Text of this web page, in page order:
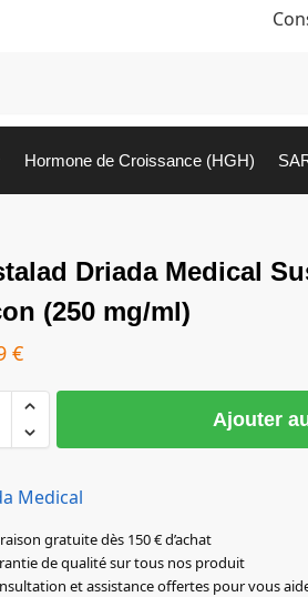
Hormone de Croissance (HGH)
Driada Medical
(250 mg/ml)
€
Ajouter
Medical
gratuite dès 150 € d’achat
de qualité sur tous nos produit
et assistance offertes pour vous